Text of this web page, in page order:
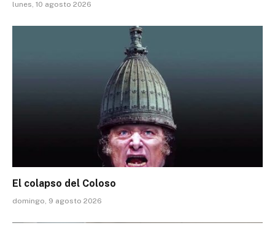
lunes, 10 agosto 2026
El colapso del Coloso
domingo, 9 agosto 2026